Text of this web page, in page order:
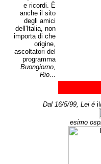
e ricordi. È
anche il sito
degli amici
dell'Italia, non
importa di che
origine,
ascoltatori del
programma
Buongiorno,
Rio...
Dal 16/5/99, Lei é
esimo